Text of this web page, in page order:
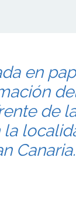
en
de
la
Canaria.